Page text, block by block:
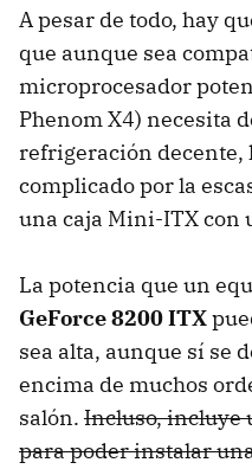
A pesar de todo, hay
que aunque sea
microprocesador
Phenom X4) necesita
refrigeración decente,
complicado por la
una caja Mini-ITXcon
La potencia que un
GeForce 8200 ITX
sea alta, aunque sí se
encima de muchos
salón. Incluso, incluye
para poder instalar